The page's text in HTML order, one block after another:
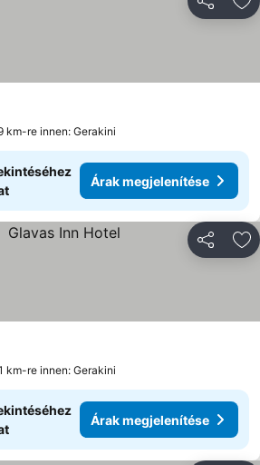
megjelenítése
km-re innen: Gerakini
Árak megjelenítése
megjelenítése
km-re innen: Gerakini
Árak megjelenítése